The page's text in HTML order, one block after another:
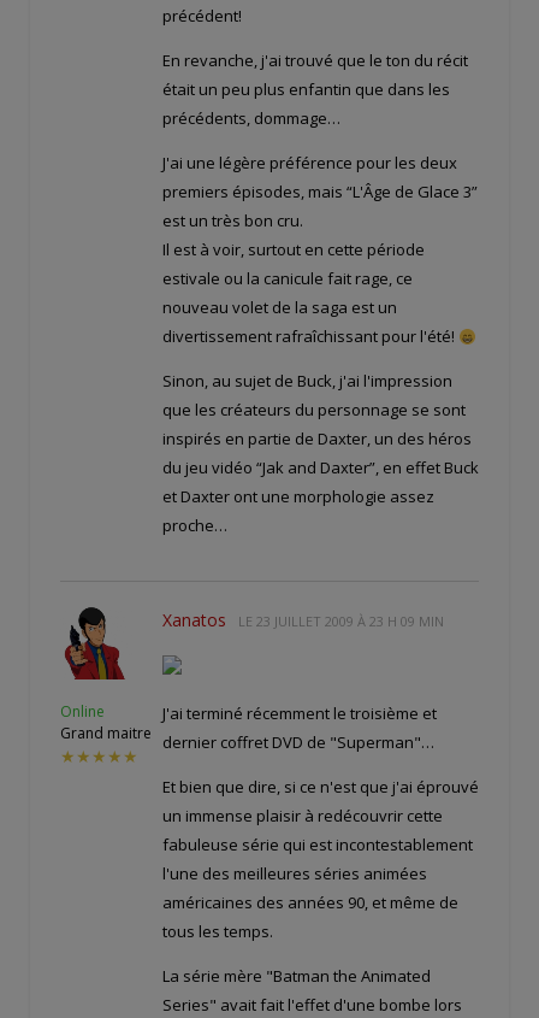
précédent!
En revanche, j'ai trouvé que le ton du récit
était un peu plus enfantin que dans les
précédents, dommage…
J'ai une légère préférence pour les deux
premiers épisodes, mais “L'Âge de Glace 3”
est un très bon cru.
Il est à voir, surtout en cette période
estivale ou la canicule fait rage, ce
nouveau volet de la saga est un
divertissement rafraîchissant pour l'été!
Sinon, au sujet de Buck, j'ai l'impression
que les créateurs du personnage se sont
inspirés en partie de Daxter, un des héros
du jeu vidéo “Jak and Daxter”, en effet Buck
et Daxter ont une morphologie assez
proche…
Online
Grand maitre
★★★★★
Xanatos LE 23 JUILLET 2009 À 23 H 09 MIN
J'ai terminé récemment le troisième et
dernier coffret DVD de "Superman"…
Et bien que dire, si ce n'est que j'ai éprouvé
un immense plaisir à redécouvrir cette
fabuleuse série qui est incontestablement
l'une des meilleures séries animées
américaines des années 90, et même de
tous les temps.
La série mère "Batman the Animated
Series" avait fait l'effet d'une bombe lors